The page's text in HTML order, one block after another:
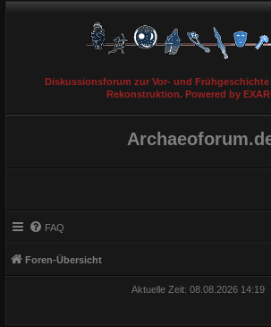
Diskussionsforum zur Vor- und
Rekonstruktion. Powered by
FAQ
Foren-Übersicht
Aktuelle Zeit: 08.08.2026 14:19